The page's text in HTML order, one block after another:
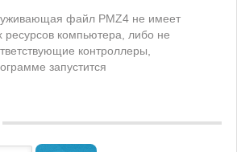
файл PMZ4 не имеет
ресурсов компьютера, либо не
контроллеры,
запустится